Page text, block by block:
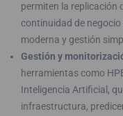
permiten la replicación
continuidad de
moderna y gestión
Gestión y
herramientas como
Inteligencia Artificial,
infraestructura,